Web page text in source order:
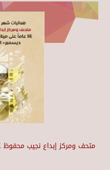
متحف ومركز إبداع نجيب محفوظ ١١٤ عاماً على ميلاد صاحب الثلاثية